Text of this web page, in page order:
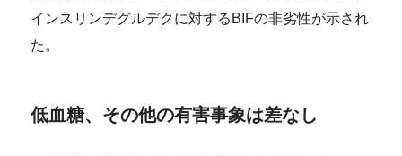
インスリンデグルデクに対するBIFの非劣性が示され
た。
低血糖、その他の有害事象は差なし